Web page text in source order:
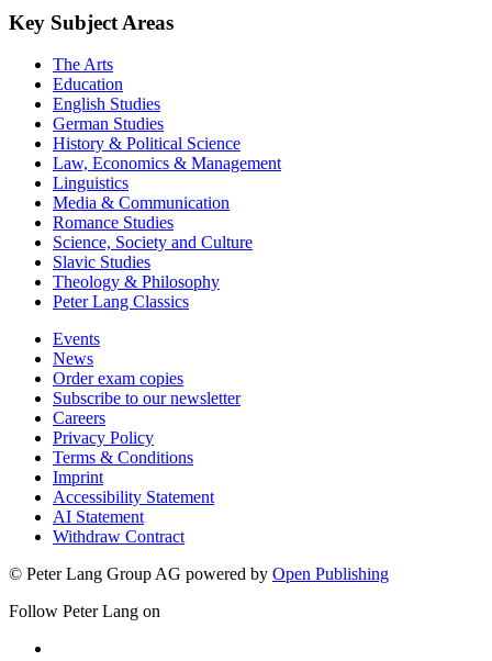
Key Subject Areas
The Arts
Education
English Studies
German Studies
History & Political Science
Law, Economics & Management
Linguistics
Media & Communication
Romance Studies
Science, Society and Culture
Slavic Studies
Theology & Philosophy
Peter Lang Classics
Events
News
Order exam copies
Subscribe to our newsletter
Careers
Privacy Policy
Terms & Conditions
Imprint
Accessibility Statement
AI Statement
Withdraw Contract
© Peter Lang Group AG powered by Open Publishing
Follow Peter Lang on